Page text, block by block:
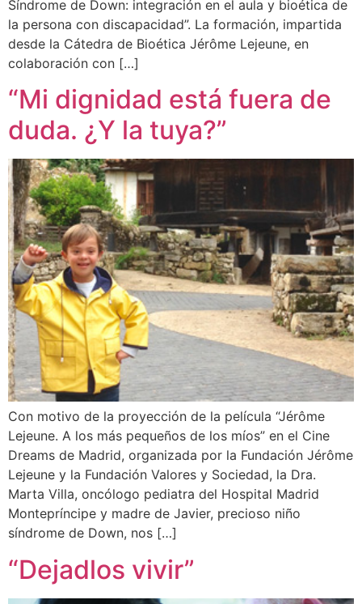
Síndrome de Down: integración en el aula y bioética de
la persona con discapacidad”. La formación, impartida
desde la Cátedra de Bioética Jérôme Lejeune, en
colaboración con […]
“Mi dignidad está fuera de
duda. ¿Y la tuya?”
Con motivo de la proyección de la película “Jérôme
Lejeune. A los más pequeños de los míos” en el Cine
Dreams de Madrid, organizada por la Fundación Jérôme
Lejeune y la Fundación Valores y Sociedad, la Dra.
Marta Villa, oncólogo pediatra del Hospital Madrid
Montepríncipe y madre de Javier, precioso niño
síndrome de Down, nos […]
“Dejadlos vivir”